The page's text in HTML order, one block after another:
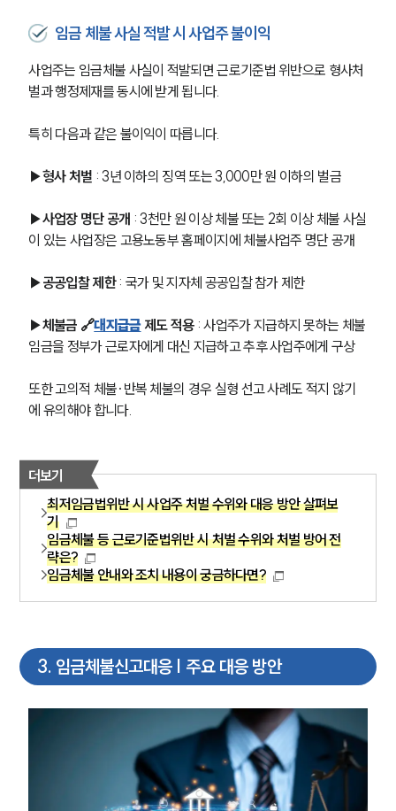
임금 체불 사실 적발 시 사업주 불이익
사업주는 임금체불 사실이 적발되면 근로기준법 위반으로 형사처
벌과 행정제재를 동시에 받게 됩니다.
특히 다음과 같은 불이익이 따릅니다.
▶형사 처벌 : 3년 이하의 징역 또는 3,000만 원 이하의 벌금
▶사업장 명단 공개 : 3천만 원 이상 체불 또는 2회 이상 체불 사실
이 있는 사업장은 고용노동부 홈페이지에 체불사업주 명단 공개
▶공공입찰 제한 : 국가 및 지자체 공공입찰 참가 제한
▶체불금 🔗대지급금 제도 적용 : 사업주가 지급하지 못하는 체불
임금을 정부가 근로자에게 대신 지급하고 추후 사업주에게 구상
또한 고의적 체불·반복 체불의 경우 실형 선고 사례도 적지 않기
에 유의해야 합니다.
더보기
최저임금법위반 시 사업주 처벌 수위와 대응 방안 살펴보
기
임금체불 등 근로기준법위반 시 처벌 수위와 처벌 방어 전
략은?
임금체불 안내와 조치 내용이 궁금하다면?
3. 임금체불신고대응 | 주요 대응 방안